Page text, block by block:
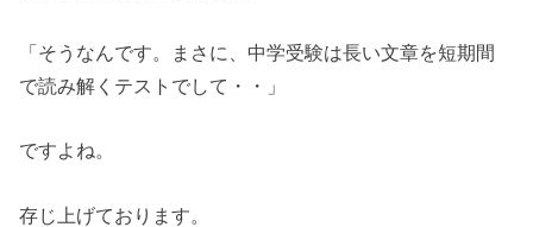
「そうなんです。まさに、中学受験は長い文章を短期間
で読み解くテストでして・・」
ですよね。
存じ上げております。